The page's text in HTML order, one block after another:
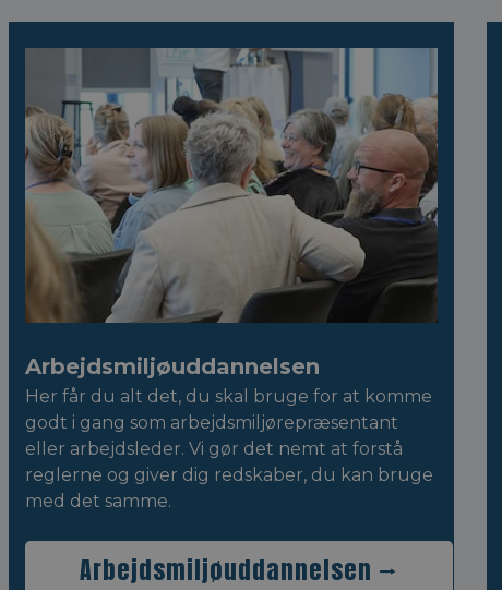
Arbejdsmiljøuddannelsen
Her får du alt det, du skal bruge for at komme
godt i gang som arbejdsmiljørepræsentant
eller arbejdsleder. Vi gør det nemt at forstå
reglerne og giver dig redskaber, du kan bruge
med det samme.
Arbejdsmiljøuddannelsen ⭢